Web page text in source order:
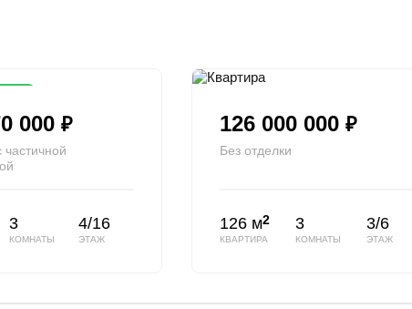
000 ₽
3
КОМНАТЫ
4/16
ЭТАЖ
126 000 000 ₽
Без отделки
126 м2
КВАРТИРА
3
КОМНАТЫ
3/6
ЭТАЖ